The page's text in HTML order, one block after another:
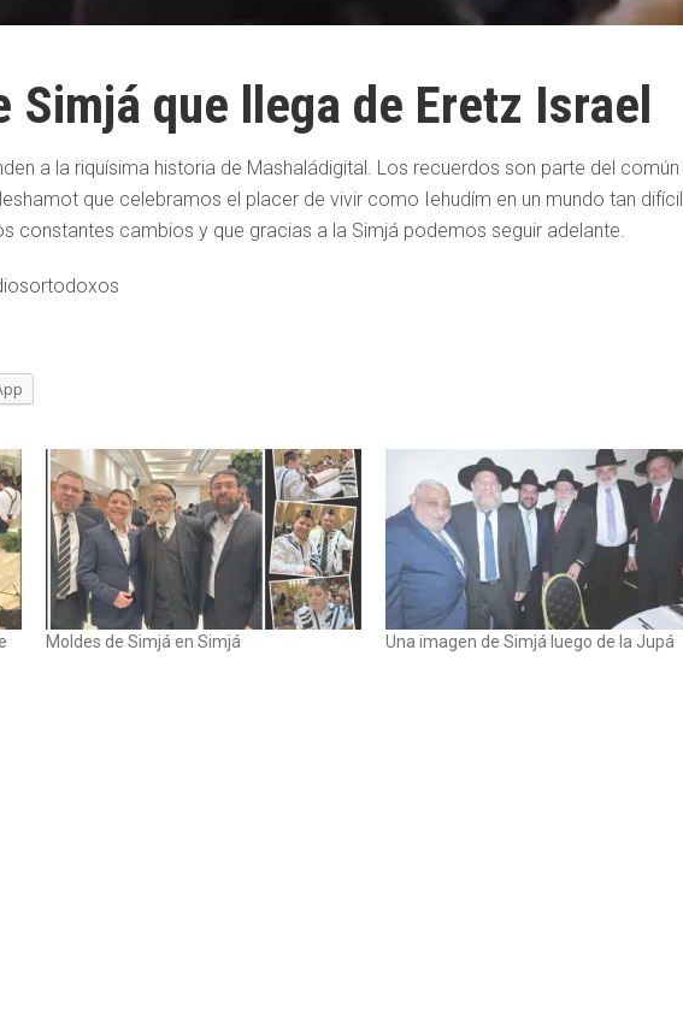
Simjá que llega de Eretz Israel
a la riquísima historia de Mashaládigital. Los recuerdos son parte del común
que celebramos el placer de vivir como Iehudím en un mundo tan difícil
constantes cambios y que gracias a la Simjá podemos seguir adelante.
Moldes de Simjá en Simjá Una imagen de Simjá luego de la Jupá